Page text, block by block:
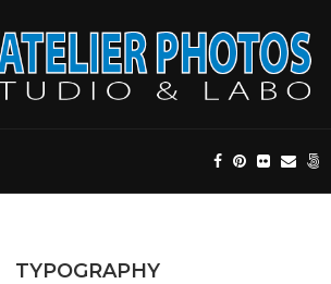
TYPOGRAPHY